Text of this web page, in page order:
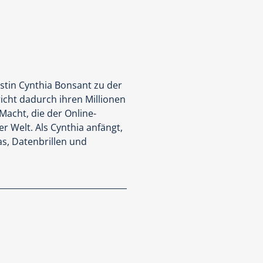
Cynthia Bonsant zu der
dadurch ihren Millionen
die der Online-
Welt. Als Cynthia anfängt,
Datenbrillen und